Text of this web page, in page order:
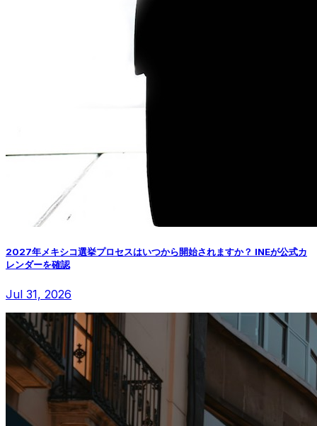
2027年メキシコ選挙プロセスはいつから開始されますか？ INEが公式カ
レンダーを確認
Jul 31, 2026